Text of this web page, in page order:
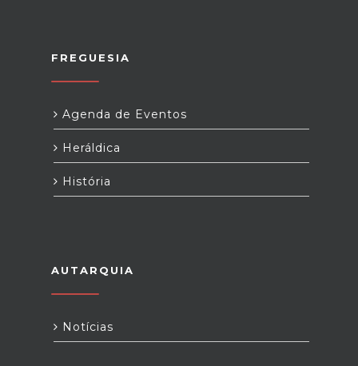
FREGUESIA
Agenda de Eventos
Heráldica
História
AUTARQUIA
Notícias